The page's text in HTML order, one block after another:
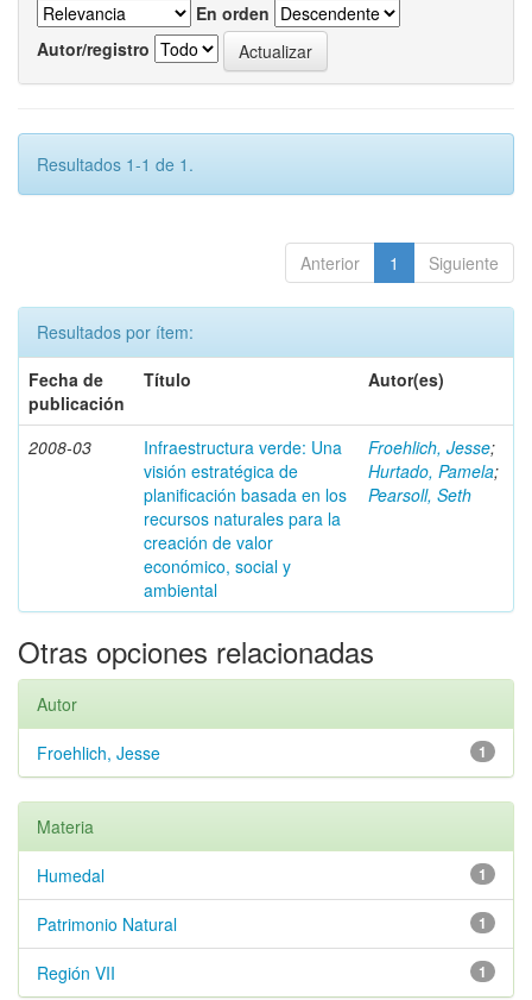
En orden
Autor/registro
Resultados 1-1 de 1.
Anterior 1 Siguiente
Resultados por ítem:
Fecha de
publicación
Título Autor(es)
2008-03
Infraestructura verde: Una
visión estratégica de
planificación basada en los
recursos naturales para la
creación de valor
económico, social y
ambiental
Froehlich, Jesse;
Hurtado, Pamela;
Pearsoll, Seth
Otras opciones relacionadas
Autor
1
Froehlich, Jesse
Materia
1
Humedal
1
Patrimonio Natural
1
Región VII